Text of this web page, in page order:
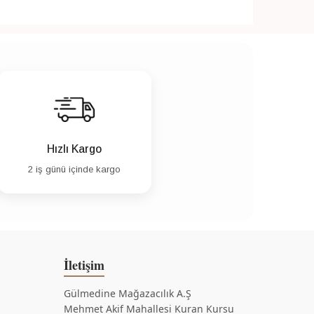
Hızlı Kargo
2 iş günü içinde kargo
İletişim
Gülmedine Mağazacılık A.Ş
Mehmet Akif Mahallesi Kuran Kursu